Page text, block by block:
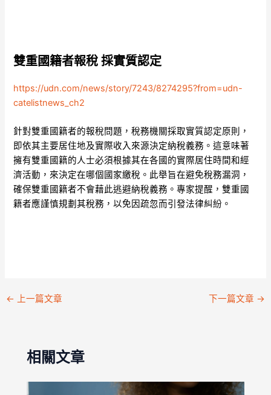
雙重國籍者報稅 採實質認定
https://udn.com/news/story/7243/8274295?from=udn-
catelistnews_ch2
針對雙重國籍者的報稅問題，稅務機關採取實質認定原則，
即依其主要居住地及實際收入來源決定納稅義務。這意味著
擁有雙重國籍的人士必須根據其在各國的實際居住時間和經
濟活動，來決定在哪個國家繳稅。此舉旨在避免稅務漏洞，
確保雙重國籍者不會藉此逃避納稅義務。專家提醒，雙重國
籍者應謹慎規劃其稅務，以免因疏忽而引發法律糾紛。
← 上一篇文章 下一篇文章 →
相關文章